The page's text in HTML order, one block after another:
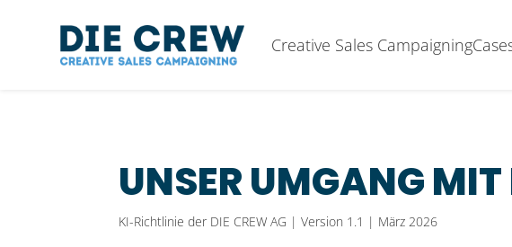
Creative Sales Campaigning
UNSER UMGANG MIT
KI-Richtlinie der DIE CREW AG | Version 1.1 | März 2026